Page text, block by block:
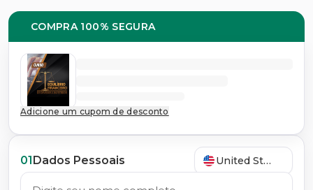
01Dados Pessoais United States
COMPRA 100% SEGURA
Adicione um cupom de desconto